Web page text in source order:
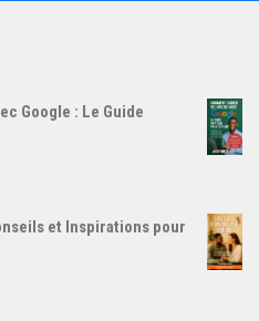
Google : Le Guide
et Inspirations pour